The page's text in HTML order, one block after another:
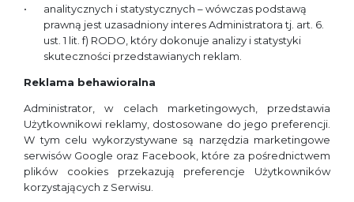
analitycznych i statystycznych – wówczas podstawą
prawną jest uzasadniony interes Administratora tj. art. 6.
ust. 1 lit. f) RODO, który dokonuje analizy i statystyki
skuteczności przedstawianych reklam.
Reklama behawioralna
Administrator, w celach marketingowych, przedstawia
Użytkownikowi reklamy, dostosowane do jego preferencji.
W tym celu wykorzystywane są narzędzia marketingowe
serwisów Google oraz Facebook, które za pośrednictwem
plików cookies przekazują preferencje Użytkowników
korzystających z Serwisu.